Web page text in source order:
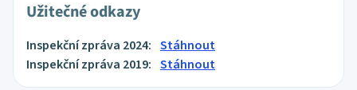
Užitečné odkazy
Inspekční zpráva 2024: Stáhnout
Inspekční zpráva 2019: Stáhnout